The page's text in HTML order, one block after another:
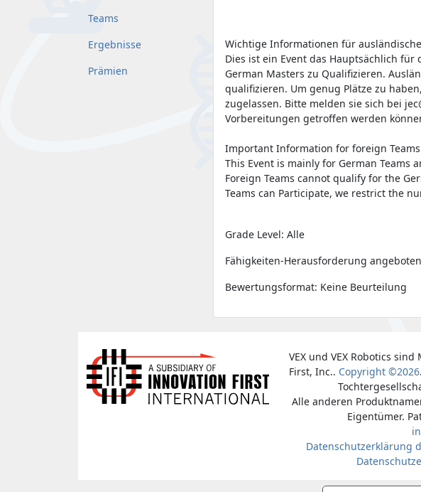
Teams
Ergebnisse
Prämien
Wichtige Informationen für ausländische
Dies ist ein Event das Hauptsächlich
German Masters zu Qualifizieren.
qualifizieren. Um genug Plätze zu
zugelassen. Bitte melden sie sich bei
Vorbereitungen getroffen werden
Important Information for foreign
This Event is mainly for German Teams
Foreign Teams cannot qualify for the
Teams can Participate, we restrict the
Grade Level: Alle
Fähigkeiten-Herausforderung
Bewertungsformat: Keine Beurteilung
VEX und VEX Robotics
First, Inc.. Copyright ©2026
Alle anderen
Eigentümer.
Datenschutzerklärung